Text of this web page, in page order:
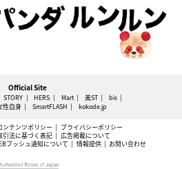
Official Site
STORY HERS Mart 美ST
bis
性自身 SmartFLASH kokode.jp
ンテンツポリシー
プライバシーポリシー
引法に基づく表記
広告掲載について
プッシュ通知について 情報提供 お問い合わせ